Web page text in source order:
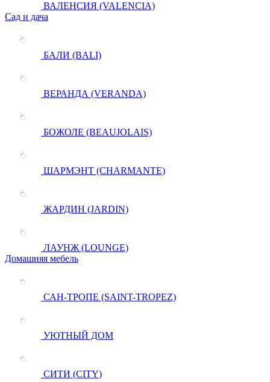
ВАЛЕНСИЯ (VALENCIA)
Сад и дача
БАЛИ (BALI)
ВЕРАНДА (VERANDA)
БОЖОЛЕ (BEAUJOLAIS)
ШАРМЭНТ (CHARMANTE)
ЖАРДИН (JARDIN)
ЛАУНЖ (LOUNGE)
Домашняя мебель
САН-ТРОПЕ (SAINT-TROPEZ)
УЮТНЫЙ ДОМ
СИТИ (CITY)